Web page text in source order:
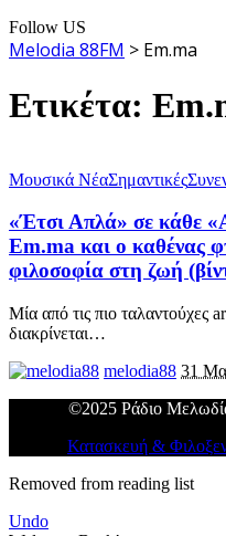
Follow US
Melodia 88FM > Em.ma
Ετικέτα:
Μουσικά ΝέαΣημαντικές
«Έτσι Απλά» σε κάθε
Em.ma και ο καθένας
φιλοσοφία στη ζωή
Μία από τις πιο ταλαντούχες
διακρίνεται…
melodia88 31
©2025 Ράδιο
Κατασκευή &
Removed from reading list
Undo